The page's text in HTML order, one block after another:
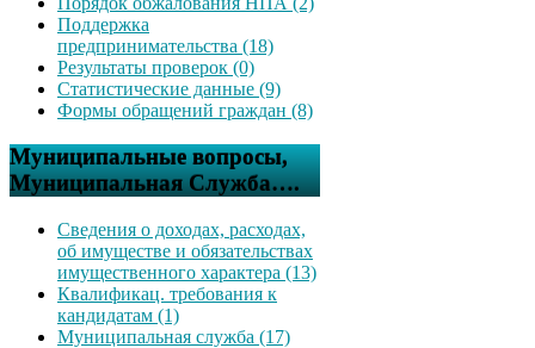
Поддержка
предпринимательства (18)
Результаты проверок (0)
Статистические данные (9)
Формы обращений граждан (8)
Муниципальные вопросы,
Муниципальная Служба….
Сведения о доходах, расходах,
об имуществе и обязательствах
имущественного характера (13)
Квалификац. требования к
кандидатам (1)
Муниципальная служба (17)